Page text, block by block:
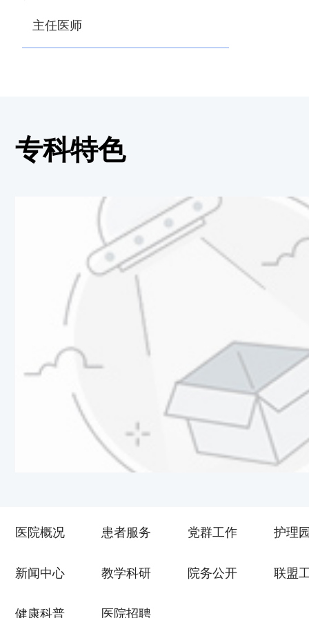
主任医师
专科特色
医院概况 患者服务 党群工作 护理
新闻中心 教学科研 院务公开 联盟
健康科普 医院招聘